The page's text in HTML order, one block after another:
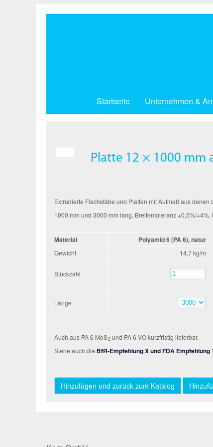
Startseite Unternehmen &
Platte 12 × 1000 mm
Extrudierte Flachstäbe und Platten mit Aufmaß aus
1000 mm und 3000 mm lang, Breitentoleranz +0,5%/
Material Polyamid 6 (PA 6), natur
Gewicht 14,7 kg/m
Stückzahl
Länge
Auch aus PA 6 MoS2und PA 6 VO kurzfristig lieferbar.
Siehe auch die BfR-Empfehlung X und FDA Empfehlung